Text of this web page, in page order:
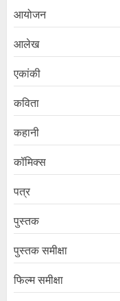
आयोजन
आलेख
एकांकी
कविता
कहानी
कॉमिक्स
पत्र
पुस्तक
पुस्तक समीक्षा
फिल्म समीक्षा